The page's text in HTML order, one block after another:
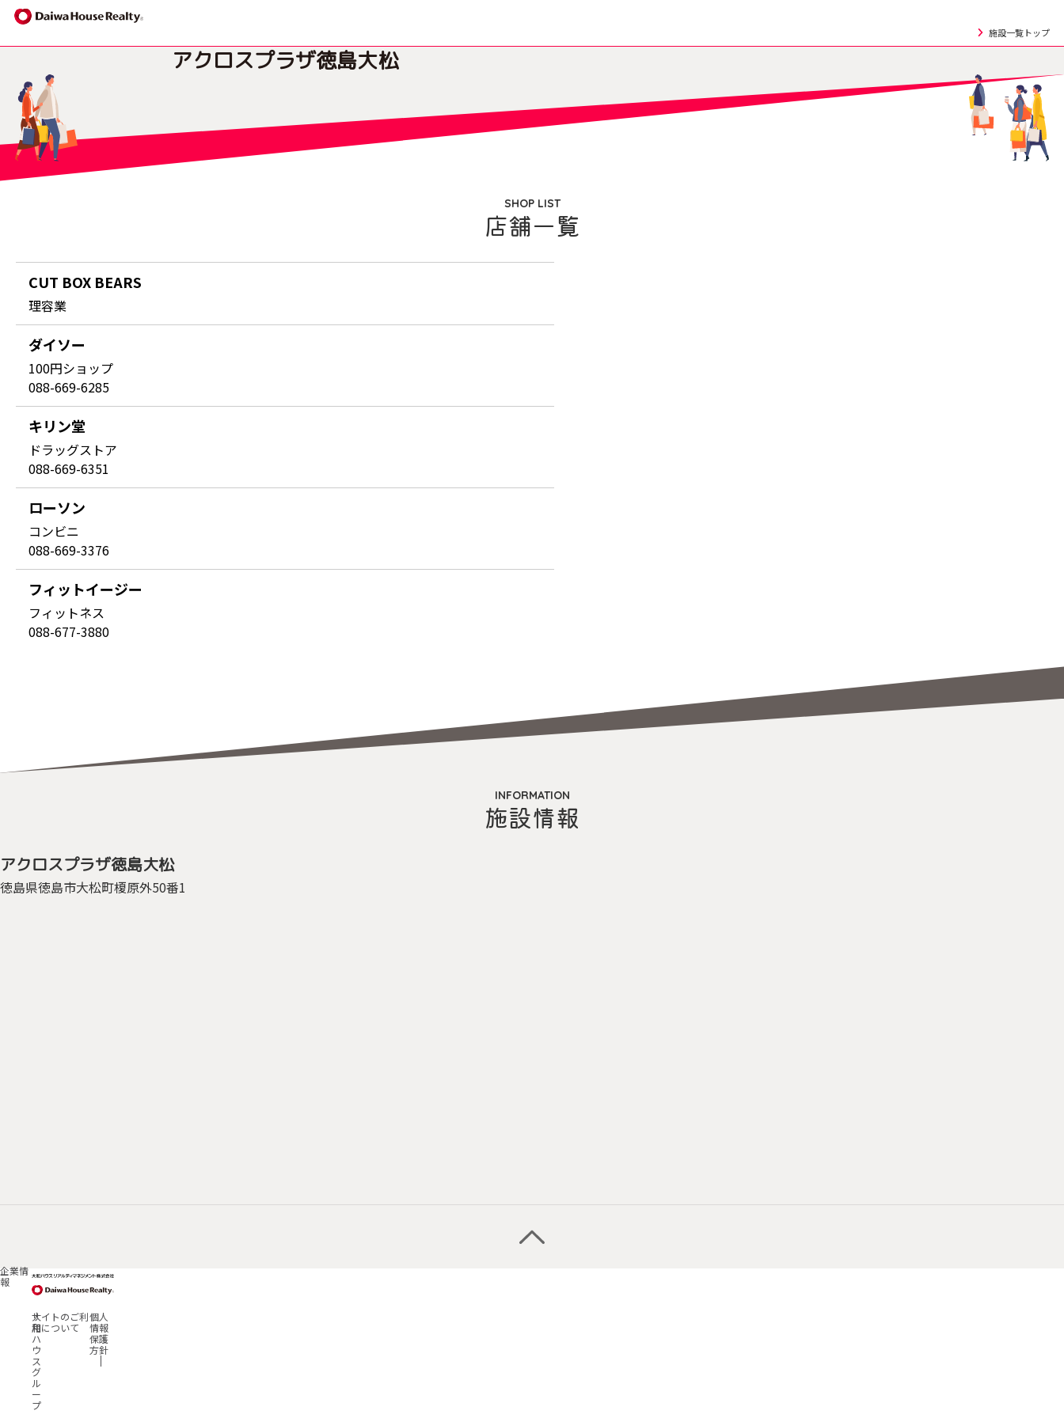
施設一覧トップ
アクロスプラザ徳島大松
SHOP LIST
店舗一覧
CUT BOX BEARS
理容業
ダイソー
100円ショップ
088-669-6285
キリン堂
ドラッグストア
088-669-6351
ローソン
コンビニ
088-669-3376
フィットイージー
フィットネス
088-677-3880
INFORMATION
施設情報
アクロスプラザ徳島大松
徳島県徳島市大松町榎原外50番1
企業情
報
大
和
ハ
ウ
ス
グ
ル
ー
プ
サイトのご利
用について
個人
情報
保護
方針